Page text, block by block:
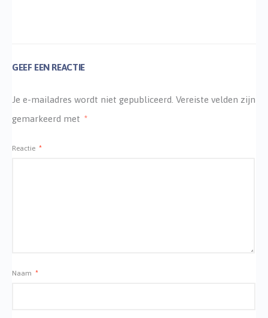
GEEF EEN REACTIE
Je e-mailadres wordt niet gepubliceerd. Vereiste velden zijn
gemarkeerd met *
Reactie *
Naam *